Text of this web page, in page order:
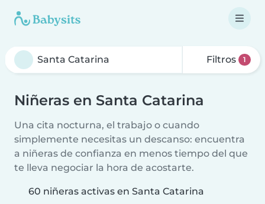
Filtros 1
Niñeras en Santa Catarina
Una cita nocturna, el trabajo o cuando
simplemente necesitas un descanso: encuentra
a niñeras de confianza en menos tiempo del que
te lleva negociar la hora de acostarte.
60 niñeras activas en Santa Catarina